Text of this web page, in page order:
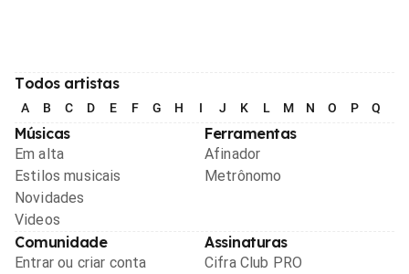
Todos artistas
A B C D E F G H I J K L M N O P Q
Músicas
Em alta
Estilos musicais
Novidades
Videos
Ferramentas
Afinador
Metrônomo
Comunidade
Entrar ou criar conta
Assinaturas
Cifra Club PRO